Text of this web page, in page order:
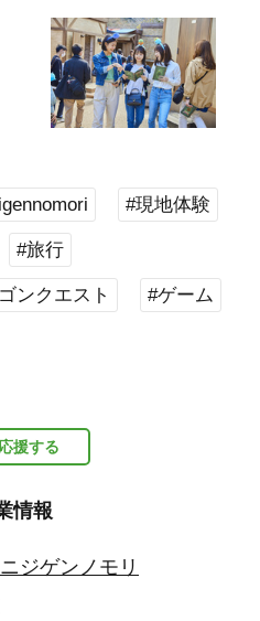
#現地体験
#旅行
ンクエスト #ゲーム
応援する
情報
ジゲンノモリ